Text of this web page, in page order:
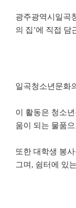
광주광역시일곡
의 집’에 직접 담
일곡청소년문화
이 활동은 청소
움이 되는 물품
또한 대학생 봉
그며, 쉼터에 있